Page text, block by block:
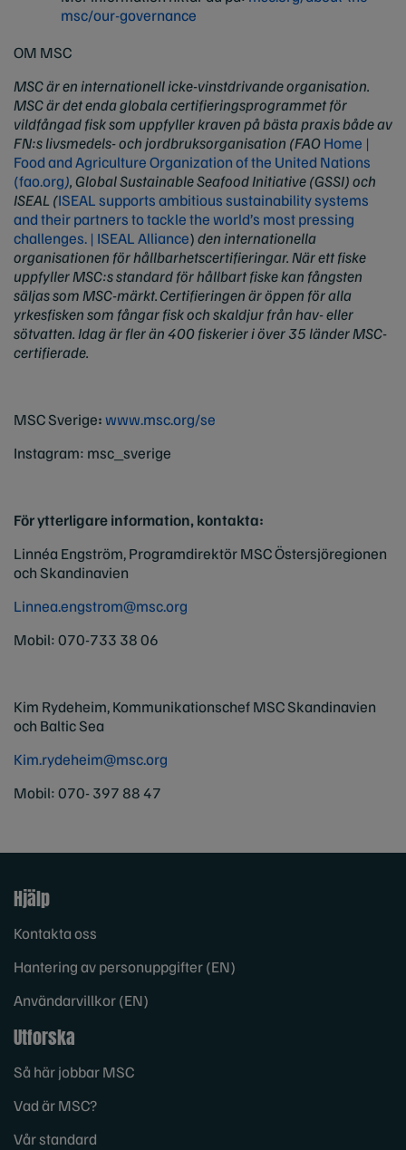
msc/our-governance
OM MSC
MSC är en internationell icke-vinstdrivande organisation.
MSC är det enda globala certifieringsprogrammet för
vildfångad fisk som uppfyller kraven på bästa praxis både av
FN:s livsmedels- och jordbruksorganisation (FAOHome |
Food and Agriculture Organization of the United Nations
(fao.org), Global Sustainable Seafood Initiative (GSSI) och
ISEAL (ISEAL supports ambitious sustainability systems
and their partners to tackle the world’s most pressing
challenges. | ISEAL Alliance)den internationella
organisationen för hållbarhetscertifieringar. När ett fiske
uppfyller MSC:s standard för hållbart fiske kan fångsten
säljas som MSC-märkt. Certifieringen är öppen för alla
yrkesfisken som fångar fisk och skaldjur från hav- eller
sötvatten. Idag är fler än 400 fiskerier i över 35 länder MSC-
certifierade.
MSC Sverige:www.msc.org/se
Instagram: msc_sverige
För ytterligare information, kontakta:
Linnéa Engström, Programdirektör MSC Östersjöregionen
och Skandinavien
Linnea.engstrom@msc.org
Mobil: 070-733 38 06
Kim Rydeheim, Kommunikationschef MSC Skandinavien
och Baltic Sea
Kim.rydeheim@msc.org
Mobil: 070- 397 88 47
Hjälp
Kontakta oss
Hantering av personuppgifter (EN)
Användarvillkor (EN)
Utforska
Så här jobbar MSC
Vad är MSC?
Vår standard